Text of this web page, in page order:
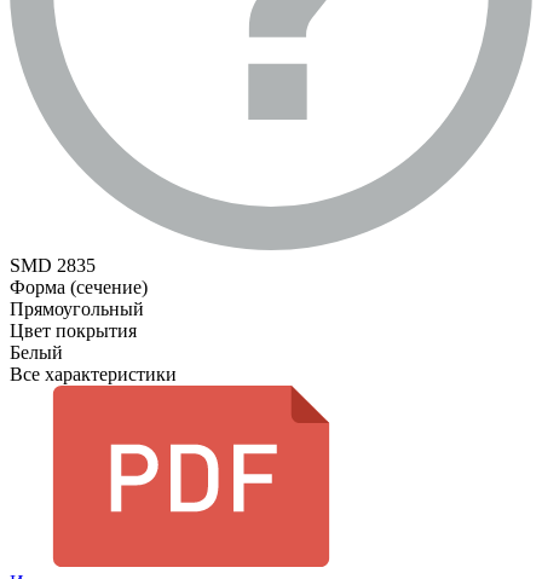
SMD 2835
Форма (сечение)
Прямоугольный
Цвет покрытия
Белый
Все характеристики